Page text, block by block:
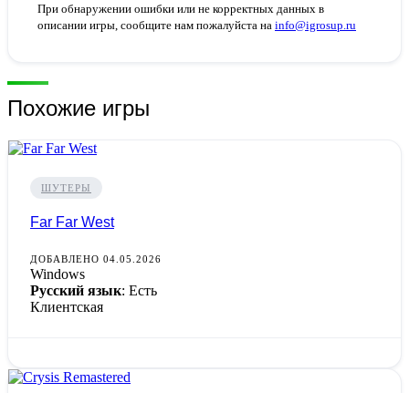
При обнаружении ошибки или не корректных данных в
описании игры, сообщите нам пожалуйста на info@igrosup.ru
Похожие игры
ШУТЕРЫ
Far Far West
ДОБАВЛЕНО 04.05.2026
Windows
Русский язык: Есть
Клиентская